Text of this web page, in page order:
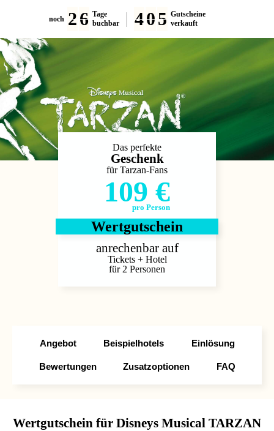
noch 26 Tage
buchbar
405 Gutscheine
verkauft
Das perfekte
Geschenk
für Tarzan-Fans
109 €
pro Person
Wertgutschein
anrechenbar auf
Tickets + Hotel
für 2 Personen
Angebot Beispielhotels Einlösung
Bewertungen Zusatzoptionen FAQ
Wertgutschein für Disneys Musical TARZAN